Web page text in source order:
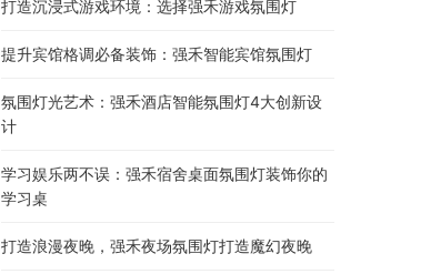
打造沉浸式游戏环境：选择强禾游戏氛围灯
提升宾馆格调必备装饰：强禾智能宾馆氛围灯
氛围灯光艺术：强禾酒店智能氛围灯4大创新设
计
学习娱乐两不误：强禾宿舍桌面氛围灯装饰你的
学习桌
打造浪漫夜晚，强禾夜场氛围灯打造魔幻夜晚